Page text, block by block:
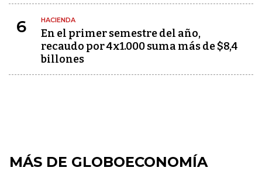
6 HACIENDA
En el primer semestre del año,
recaudo por 4x1.000 suma más de $8,4
billones
MÁS DE GLOBOECONOMÍA